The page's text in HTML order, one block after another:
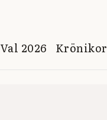
Val 2026 Krönikor